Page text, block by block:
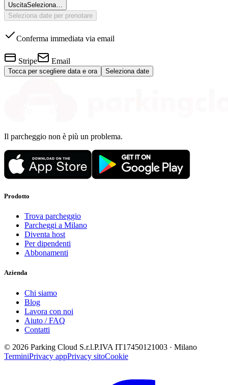
UscitaSeleziona…
Seleziona date per prenotare
Conferma immediata via email
Stripe Email
Tocca per scegliere data e ora Seleziona date
Il parcheggio non è più un problema.
Prodotto
Trova parcheggio
Parcheggi a Milano
Diventa host
Per dipendenti
Abbonamenti
Azienda
Chi siamo
Blog
Lavora con noi
Aiuto / FAQ
Contatti
© 2026 Parking Cloud S.r.l.P.IVA IT17450121003 · Milano
TerminiPrivacy appPrivacy sitoCookie